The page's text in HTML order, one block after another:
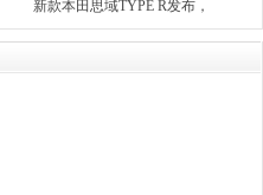
新款本田思域TYPE R发布，